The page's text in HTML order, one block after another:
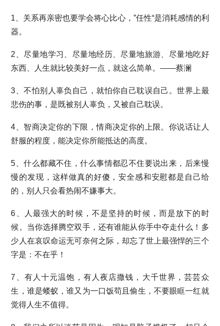
1、关系再亲密也要学会将心比心，”任性“是消耗感情的利
器。
2、尽量地学习、尽量地经历、尽量地旅游、尽量地吃好
东西、人生就比较美好一点，就这么简单。——蔡澜
3、不怕别人辜负自己，就怕你自己耽误自己。世界上最
悲伤的事，是既被别人辜负，又被自己耽误。
4、智商决定你的下限，情商决定你的上限。你说话让人
舒服的程度，能决定你所能抵达的高度。
5、什么都藏不住，什么事情都忍不住要说出来，后来慢
慢的发现，这样做真的好傻，安全感和安慰都是自己给
的，别人只会看热闹不嫌事大。
6、人最强大的时候，不是坚持的时候，而是放下的时
候。当你选择腾空双手，还有谁能从你手中夺走什么！多
少人在哀叹命运无可奈何之际，却忘了世上最强悍的三个
字是：不在乎！
7、有人十元温饱，有人夜店撒钱，大千世界，芸芸众
生，谁是蝼蚁，谁又为一口饭苟且偷生，不要眼眶一红就
觉得人生不值得。